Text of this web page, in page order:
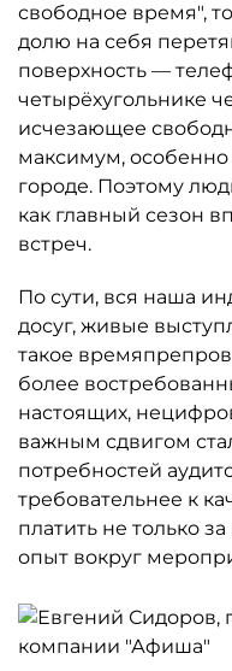
свободное время",
долю на себя
поверхность —
четырёхугольнике
исчезающее
максимум, особенно
городе. Поэтому
как главный сезон
встреч.
По сути, вся наша
досуг, живые
такое
более
настоящих,
важным сдвигом
потребностей
требовательнее к
платить не только
опыт вокруг